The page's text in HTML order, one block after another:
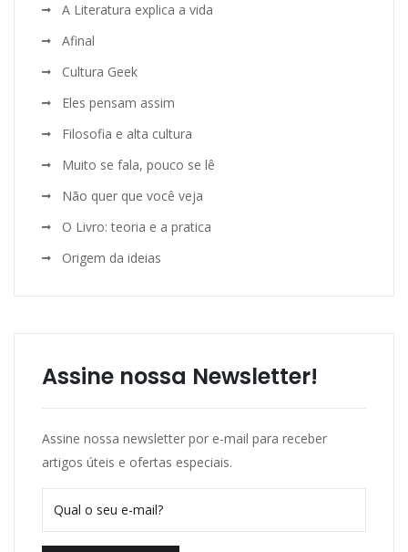
A Literatura explica a vida
Afinal
Cultura Geek
Eles pensam assim
Filosofia e alta cultura
Muito se fala, pouco se lê
Não quer que você veja
O Livro: teoria e a pratica
Origem da ideias
Assine nossa Newsletter!
Assine nossa newsletter por e-mail para receber
artigos úteis e ofertas especiais.